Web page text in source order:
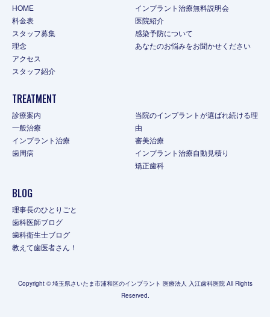
HOME
料金表
スタッフ募集
理念
アクセス
スタッフ紹介
インプラント治療無料説明会
医院紹介
感染予防について
あなたのお悩みをお聞かせください
TREATMENT
診療案内
一般治療
インプラント治療
歯周病
当院のインプラントが選ばれ続ける理
由
審美治療
インプラント治療自動見積り
矯正歯科
BLOG
理事長のひとりごと
歯科医師ブログ
歯科衛生士ブログ
教えて歯医者さん！
Copyright © 埼玉県さいたま市浦和区のインプラント 医療法人 入江歯科医院 All Rights
Reserved.